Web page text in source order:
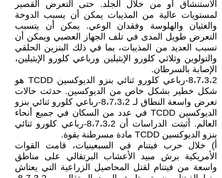
الاستنشاق أو من خلال الجلد. حتى التعرض القصير
لمستويات عالية من المذيبات يمكن أن يسبب الدوخة
والغثيان والهلوسة وفقدان الوعي. يمكن أن يتسبب
التعرض طويل المدى في تلف الجهاز العصبي ويمكن أن
تسبب العديد من المذيبات، بما في ذلك البنزين الحلقي
والتولوين وثلاثي كلورو الإيثيلين ورباعي كلورو الإيثيلين،
الإصابة بالسرطان.
8،7،3،2-رباعي كلورو ثنائي بنزو الديوكسين TCDD هو
شكل خطير بشكل خاص من الديوكسين. حدثت حالات
تعرض واسعة النطاق لـ 8،7،3،2-رباعي كلورو ثنائي بنزو
الديوكسين TCDD في عدد من السكان في جميع أنحاء
العالم. أثبتت الدراسات أن 8،7،3،2-رباعي كلورو ثنائي
بنزو الديوكسين TCDD مادة مسرطنة بقوة.
أ) خلال حرب فيتنام في السبعينيات، قامت القوات
الأمريكية برش مبيد الأعشاب البرتقالي على مناطق
واسعة من فيتنام لقتل المحاصيل الزراعية التي يعتاش